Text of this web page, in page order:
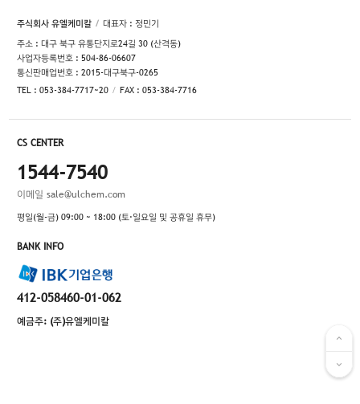
주식회사 유엘케미칼
대표자 : 정민기
주소 : 대구 북구 유통단지로24길 30 (산격동)
사업자등록번호 : 504-86-06607
통신판매업번호 : 2015-대구북구-0265
TEL : 053-384-7717~20
FAX : 053-384-7716
CS CENTER
1544-7540
이메일 sale@ulchem.com
평일(월-금) 09:00 ~ 18:00 (토·일요일 및 공휴일 휴무)
BANK INFO
412-058460-01-062
예금주: (주)유엘케미칼